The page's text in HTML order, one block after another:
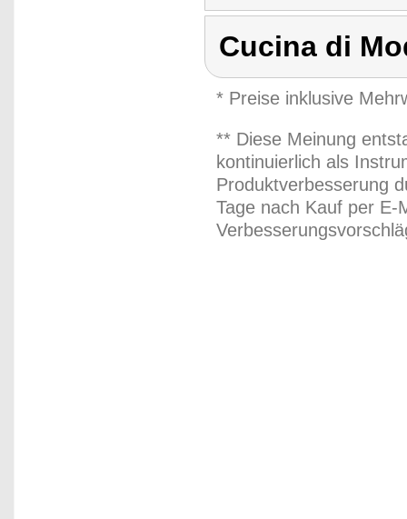
Cucina di
* Preise inklusive
** Diese Meinung
kontinuierlich als
Produktverbesserung
Tage nach Kauf per E-